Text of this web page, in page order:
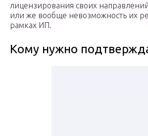
лицензирования своих
или же вообще невозможность их
рамках ИП.
Кому нужно